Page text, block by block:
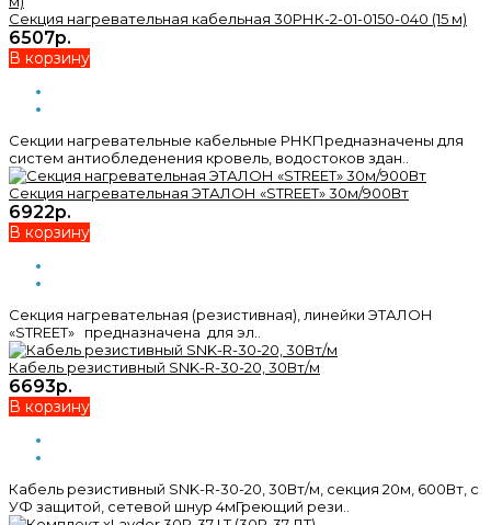
Секция нагревательная кабельная 30РНК-2-01-0150-040 (15 м)
6507р.
В корзину
Секции нагревательные кабельные РНКПредназначены для
систем антиобледенения кровель, водостоков здан..
Секция нагревательная ЭТАЛОН «STREET» 30м/900Вт
6922р.
В корзину
Секция нагревательная (резистивная), линейки ЭТАЛОН
«STREET» предназначена для эл..
Кабель резистивный SNK-R-30-20, 30Вт/м
6693р.
В корзину
Кабель резистивный SNK-R-30-20, 30Вт/м, секция 20м, 600Вт, с
УФ защитой, сетевой шнур 4мГреющий рези..